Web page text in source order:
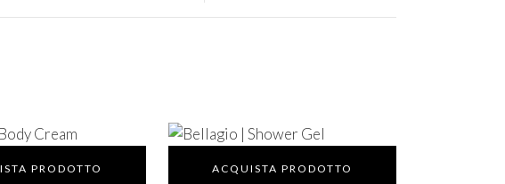
PRODOTTO ACQUISTA PRODOTTO